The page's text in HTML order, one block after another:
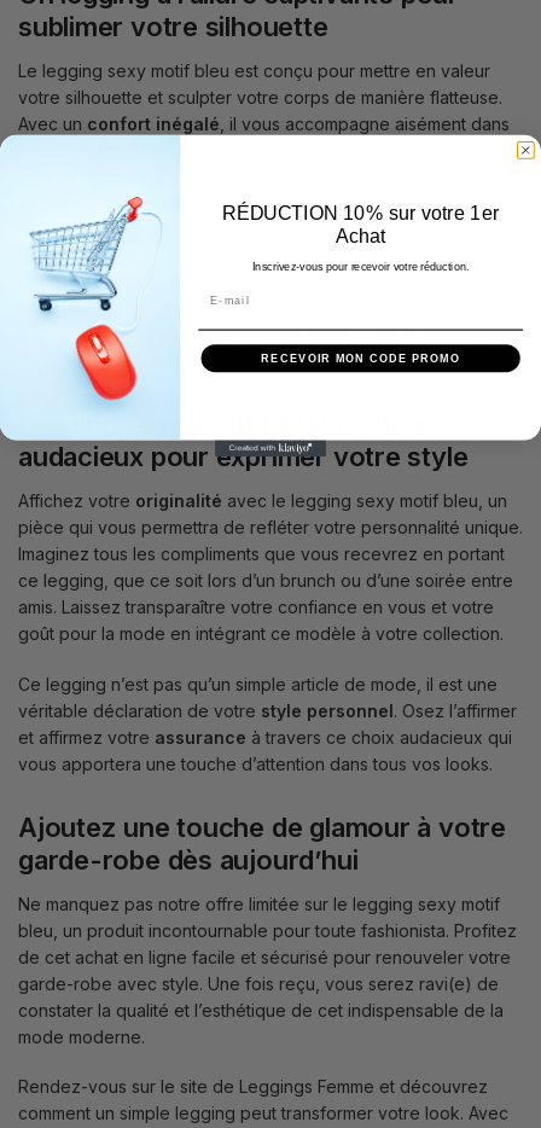
sublimer votre silhouette
Le legging sexy motif bleu est conçu pour mettre en valeur
votre silhouette et sculpter votre corps de manière flatteuse.
Avec un confort inégalé , il vous accompagne aisément dans
est parfaitement
polyvalent, vous permettant de vous sentir
bien et à l’aise en toute situation.
Grâce à sa conception soigneusement étudiée, ce legging
s’ajuste parfaitement à votre corps, accentuant vos atouts.
Optez pour un vêtement qui allie style etbien-être, et qui
saura vous faire briller à chaque pas.
audacieux pour exprimer votre style
Affichez votre originalité avec le legging sexy motif bleu, un
pièce qui vous permettra de refléter votre personnalité unique.
Imaginez tous les compliments que vous recevrez en portant
ce legging, que ce soit lors d’un brunch ou d’une soirée entre
amis. Laissez transparaître votre confiance en vous et votre
goût pour la mode en intégrant ce modèle à votre collection.
Ce legging n’est pas qu’un simple article de mode, il est une
véritable déclaration de votre style personnel. Osez l’affirmer
et affirmez votre assurance à travers ce choix audacieux qui
vous apportera une touche d’attention dans tous vos looks.
Ajoutez une touche de glamour à votre
garde-robe dès aujourd’hui
Ne manquez pas notre offre limitée sur le legging sexy motif
bleu, un produit incontournable pour toute fashionista. Profitez
de cet achat en ligne facile et sécurisé pour renouveler votre
garde-robe avec style. Une fois reçu, vous serez ravi(e) de
constater la qualité et l’esthétique de cet indispensable de la
mode moderne.
Rendez-vous sur le site de Leggings Femme et découvrez
comment un simple legging peut transformer votre look. Avec
RÉDUCTION 10% sur votre 1er
Achat
Inscrivez-vous pour recevoir votre réduction.
RECEVOIR MON CODE PROMO